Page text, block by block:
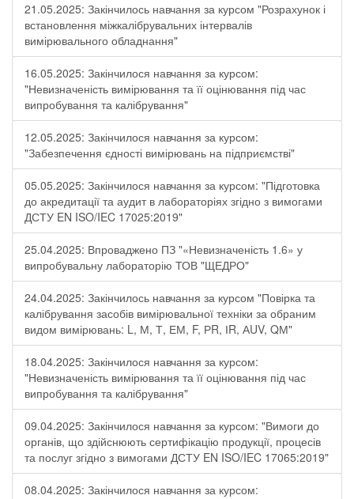
21.05.2025: Закінчилось навчання за курсом "Розрахунок і
встановлення міжкалібрувальних інтервалів
вимірювального обладнання"
16.05.2025: Закінчилося навчання за курсом:
"Невизначеність вимірювання та її оцінювання під час
випробування та калібрування"
12.05.2025: Закінчилося навчання за курсом:
"Забезпечення єдності вимірювань на підприємстві"
05.05.2025: Закінчилося навчання за курсом: "Підготовка
до акредитації та аудит в лабораторіях згідно з вимогами
ДСТУ EN ISO/IEC 17025:2019"
25.04.2025: Впроваджено ПЗ "«Невизначеність 1.6» у
випробувальну лабораторію ТОВ "ЩЕДРО"
24.04.2025: Закінчилось навчання за курсом "Повірка та
калібрування засобів вимірювальної техніки за обраним
видом вимірювань: L, М, Т, ЕМ, F, РR, ІR, АUV, QМ"
18.04.2025: Закінчилося навчання за курсом:
"Невизначеність вимірювання та її оцінювання під час
випробування та калібрування"
09.04.2025: Закінчилося навчання за курсом: "Вимоги до
органів, що здійснюють сертифікацію продукції, процесів
та послуг згідно з вимогами ДСТУ EN ISO/IEC 17065:2019"
08.04.2025: Закінчилося навчання за курсом: